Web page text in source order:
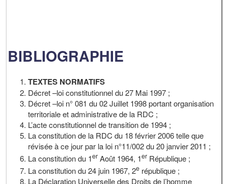
BIBLIOGRAPHIE
TEXTES NORMATIFS
Décret –loi constitutionnel du 27 Mai 1997 ;
Décret –loi n° 081 du 02 Juillet 1998 portant organisation
territoriale et administrative de la RDC ;
L’acte constitutionnel de transition de 1994 ;
La constitution de la RDC du 18 février 2006 telle que
révisée à ce jour par la loi n°11/002 du 20 janvier 2011 ;
La constitution du 1er Août 1964, 1er République ;
La constitution du 24 juin 1967, 2e république ;
La Déclaration Universelle des Droits de l’homme